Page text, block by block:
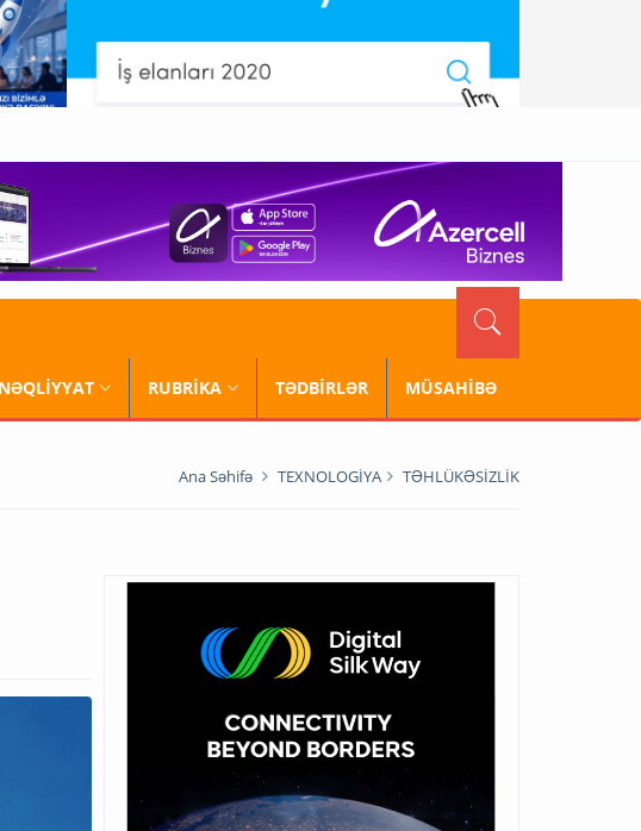
RUBRİKA TƏDBİRLƏR MÜSAHİBƏ
Ana Səhifə TEXNOLOGİYA TƏHLÜKƏSİZLİK